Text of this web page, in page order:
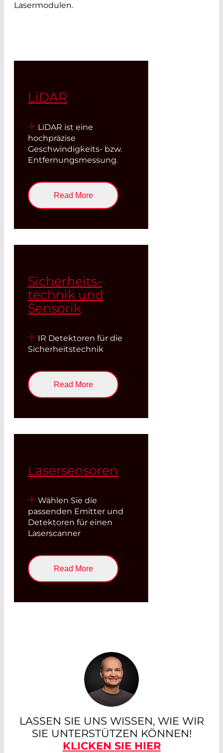
Lasermodulen.
LiDAR
LiDAR ist eine
hochpräzise
Geschwindigkeits- bzw.
Entfernungsmessung.
Read More
Sicherheits­
technik und
Sen­sorik
IR Detektoren für die
Si­cher­heitstechnik
Read More
Laser­sensoren
Wählen Sie die
passenden Emitter und
Detektoren für einen
Laserscanner
Read More
LASSEN SIE UNS WISSEN, WIE WIR
SIE UNTERSTÜTZEN KÖNNEN!
KLICKEN SIE HIER